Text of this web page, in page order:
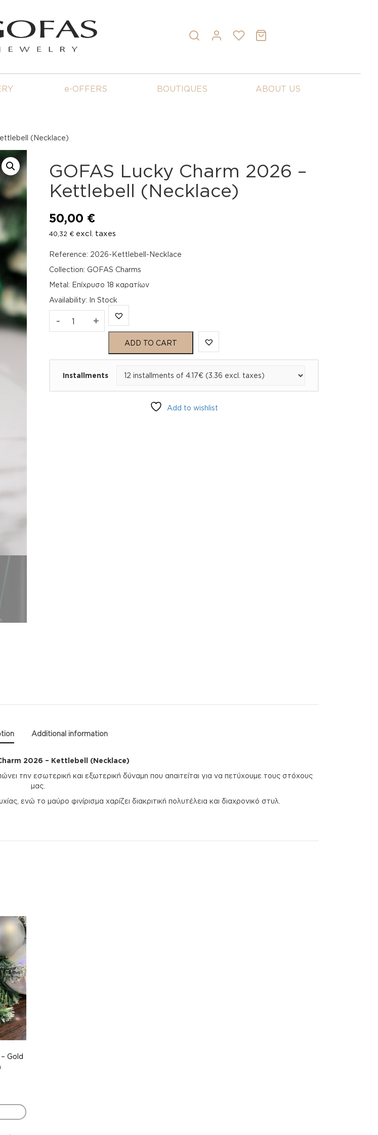
e-OFFERS BOUTIQUES ABOUT US
(Necklace)
GOFAS Lucky Charm 2026 –
Kettlebell (Necklace)
50,00 €
40,32 € excl. taxes
Reference: 2026-Kettlebell-Necklace
Collection: GOFAS Charms
Metal: Eπίχρυσo 18 καρατίων
Availability: In Stock
- GOFAS
+
ADD TO CART
Installments
Add to wishlist
Additional information
2026 – Kettlebell (Necklace)
την εσωτερική και εξωτερική δύναμη που απαιτείται για να πετύχουμε τους στόχους
μας.
ενώ το μαύρο φινίρισμα χαρίζει διακριτική πολυτέλεια και διαχρονικό στυλ.
Gold